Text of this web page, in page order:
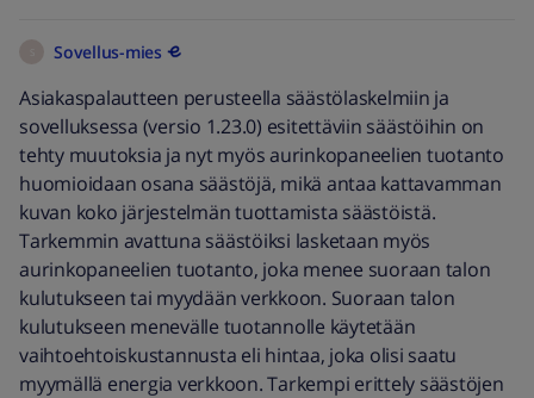
Sovellus-mies
Asiakaspalautteen perusteella säästölaskelmiin ja
sovelluksessa (versio 1.23.0) esitettäviin säästöihin on
tehty muutoksia ja nyt myös aurinkopaneelien tuotanto
huomioidaan osana säästöjä, mikä antaa kattavamman
kuvan koko järjestelmän tuottamista säästöistä.
Tarkemmin avattuna säästöiksi lasketaan myös
aurinkopaneelien tuotanto, joka menee suoraan talon
kulutukseen tai myydään verkkoon. Suoraan talon
kulutukseen menevälle tuotannolle käytetään
vaihtoehtoiskustannusta eli hintaa, joka olisi saatu
myymällä energia verkkoon. Tarkempi erittely säästöjen